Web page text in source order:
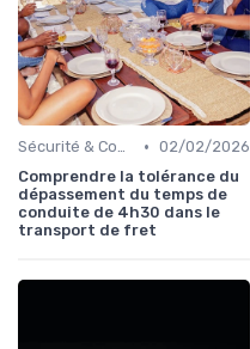
Sécurité & Conformité • 02/02/2026
Comprendre la tolérance du
dépassement du temps de
conduite de 4h30 dans le
transport de fret